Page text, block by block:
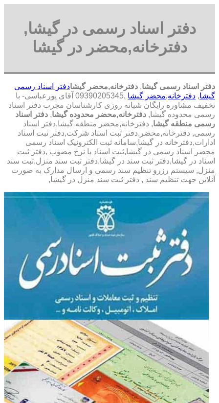
دفتر اسناد رسمی در گیشا,
دفترخانه,محضر در گیشا
دفتر اسناد رسمی گیشا, دفترخانه,محضر گیشادفتر اسناد رسمی
گیشا, دفترخانه,محضر گیشا
,09390205345 آقای پورعباسی- با
تخفیف مشاوره رايگان شبانه روزی کارشناسان مجرب دفتر اسناد
رسمی محدوده گیشا, دفترخانه,محضر محدوده گیشا, دفتر اسناد
رسمی منطقه گیشا, دفترخانه,محضر منطقه گیشا,دفتر اسناد
رسمی, دفترخانه,محضر,دفتر ثبت اسناد شرکت,دفتر ثبت اسناد
ادارات,دفترخانه در گیشا,سامانه ثبت الکترونیک اسناد رسمی
محضر اسناد رسمی در گیشا,ثبت اسناد با نرخ مصوب ,دفتر ثبت
اسناد در گیشا,دفتر ثبت سند در گیشا,دفتر ثبت سند منزل,ثبت سند
منزل, سیستم رزرو تنظیم سند رسمی و ارسال مدارک به صورت
آنلاین جهت تنظیم سند , دفتر ثبت سند منزل در گیشا,